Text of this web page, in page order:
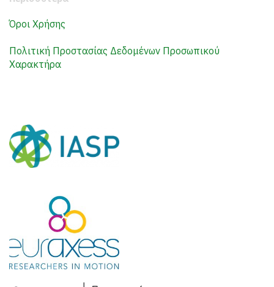
Όροι Χρήσης
Πολιτική Προστασίας Δεδομένων Προσωπικού
Χαρακτήρα